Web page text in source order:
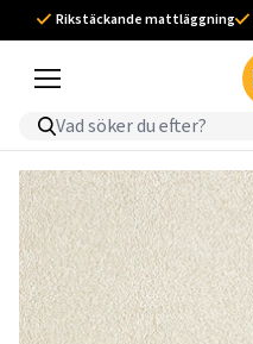
Rikstäckande mattläggning